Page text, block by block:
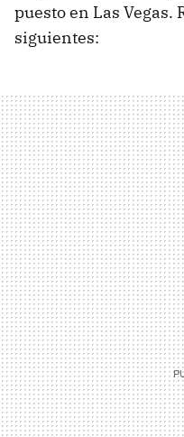
puesto en Las Vegas.
siguientes: